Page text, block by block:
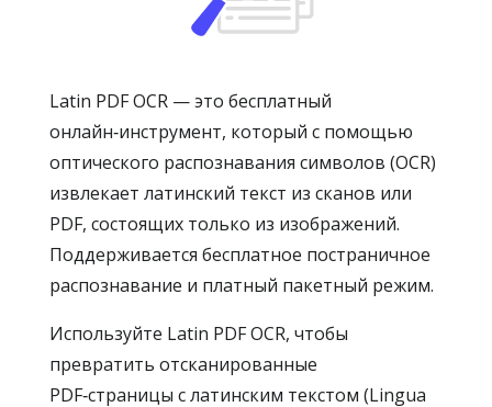
Latin PDF OCR — это бесплатный
онлайн‑инструмент, который с помощью
оптического распознавания символов (OCR)
извлекает латинский текст из сканов или
PDF, состоящих только из изображений.
Поддерживается бесплатное постраничное
распознавание и платный пакетный режим.
Используйте Latin PDF OCR, чтобы
превратить отсканированные
PDF‑страницы с латинским текстом (Lingua